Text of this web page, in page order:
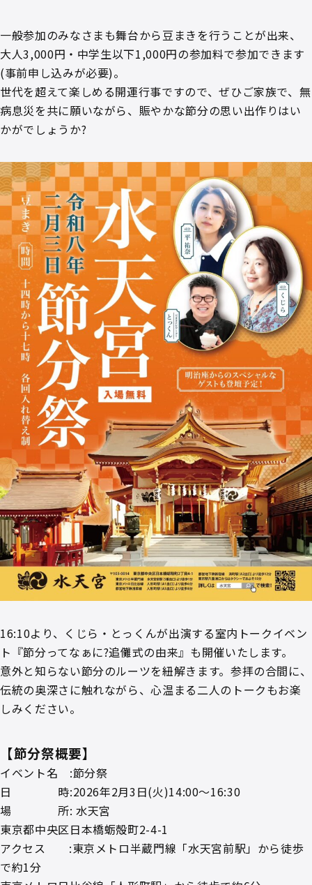
一般参加のみなさまも舞台から豆まきを行うことが出来、
大人3,000円・中学生以下1,000円の参加料で参加できます
(事前申し込みが必要)。
世代を超えて楽しめる開運行事ですので、ぜひご家族で、無
病息災を共に願いながら、賑やかな節分の思い出作りはい
かがでしょうか?
16:10より、くじら・とっくんが出演する室内トークイベン
ト『節分ってなぁに?追儺式の由来』も開催いたします。
意外と知らない節分のルーツを紐解きます。参拝の合間に、
伝統の奥深さに触れながら、心温まる二人のトークもお楽
しみください。
【節分祭概要】
イベント名 :節分祭
日 時:2026年2月3日(火)14:00～16:30
場 所: 水天宮
東京都中央区日本橋蛎殻町2-4-1
アクセス :東京メトロ半蔵門線「水天宮前駅」から徒歩
で約1分